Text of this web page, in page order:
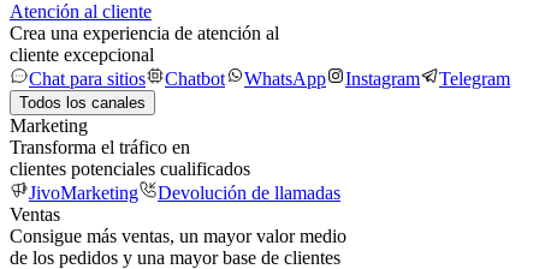
Atención al cliente
Crea una experiencia de atención al
cliente excepcional
Chat para sitios
Chatbot WhatsApp Instagram Telegram
Todos los canales
Marketing
Transforma el tráfico en
clientes potenciales cualificados
JivoMarketing
Devolución de llamadas
Ventas
Consigue más ventas, un mayor valor medio
de los pedidos y una mayor base de clientes